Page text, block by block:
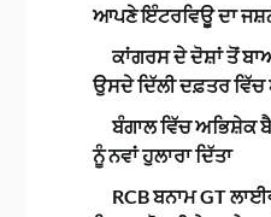
ਆਪਣੇ ਇੰਟਰਵਿਊ ਦਾ ਜਸ਼ਨ
ਕਾਂਗਰਸ ਦੇ ਦੋਸ਼ਾਂ ਤੋਂ
ਉਸਦੇ ਦਿੱਲੀ ਦਫ਼ਤਰ ਵਿੱਚ
ਬੰਗਾਲ ਵਿੱਚ ਅਭਿਸ਼ੇਕ
ਨੂੰ ਨਵਾਂ ਹੁਲਾਰਾ ਦਿੱਤਾ
RCB ਬਨਾਮ GT